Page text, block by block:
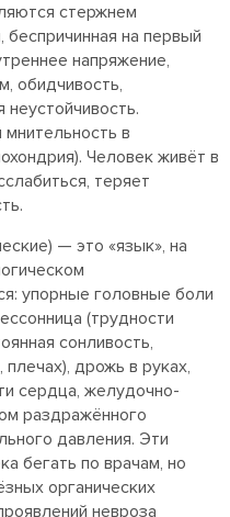
стержнем
беспричинная на первый
напряжение,
обидчивость,
неустойчивость.
в
Человек живёт в
теряет
— это «язык», на
упорные головные боли
(трудности
сонливость,
дрожь в руках,
сердца, желудочно-
раздражённого
давления. Эти
бегать по врачам, но
органических
невроза